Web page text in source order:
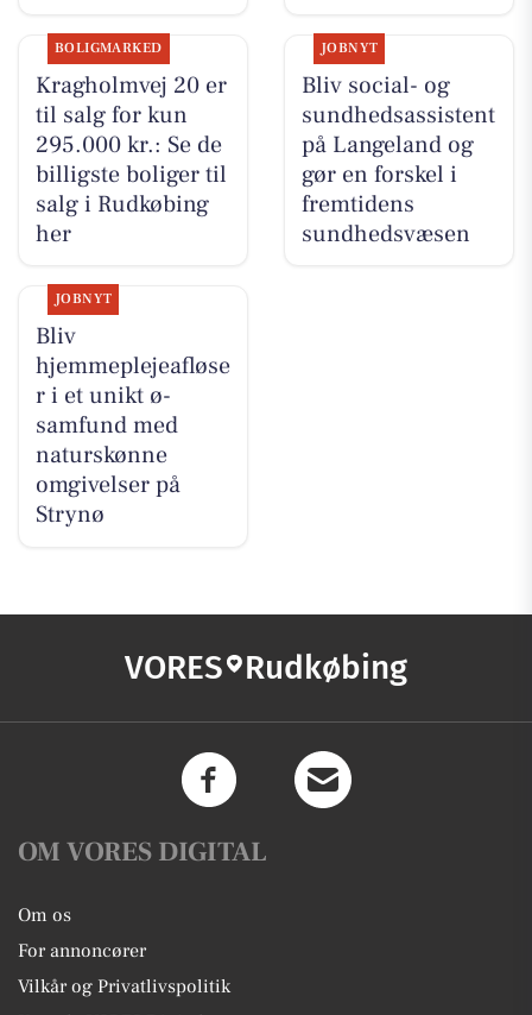
BOLIGMARKED
Kragholmvej 20 er
til salg for kun
295.000 kr.: Se de
billigste boliger til
salg i Rudkøbing
her
JOBNYT
Bliv social- og
sundhedsassistent
på Langeland og
gør en forskel i
fremtidens
sundhedsvæsen
JOBNYT
Bliv
hjemmeplejeafløse
r i et unikt ø-
samfund med
naturskønne
omgivelser på
Strynø
VORES Rudkøbing
OM VORES DIGITAL
Om os
For annoncører
Vilkår og Privatlivspolitik